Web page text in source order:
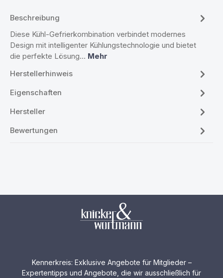
Beschreibung
Diese Kühl-Gefrierkombination verbindet modernes
Design mit intelligenter Kühlungstechnologie und bietet
die perfekte Lösung… Mehr
Herstellerhinweis
Eigenschaften
Hersteller
Bewertungen
Kennerkreis: Exklusive Angebote für Mitglieder –
Expertentipps und Angebote, die wir ausschließlich für